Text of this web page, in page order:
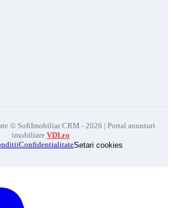
© SoftImobiliar CRM - 2026 | Portal anunturi
imobiliare VDI.ro
ConfidentialitateSetari cookies